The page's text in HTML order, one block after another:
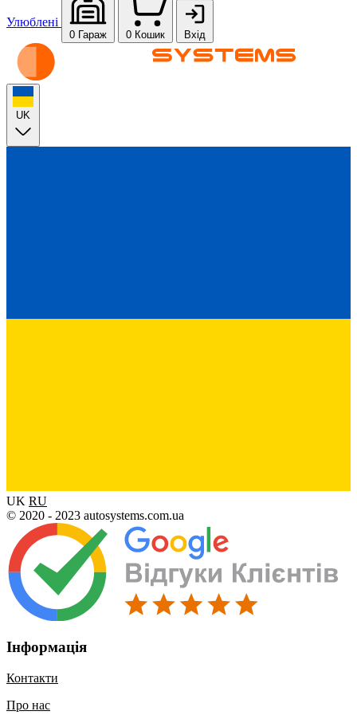
Улюблені
0 Гараж 0 Кошик Вхід
UK RU
© 2020 - 2023 autosystems.com.ua
Інформація
Контакти
Про нас